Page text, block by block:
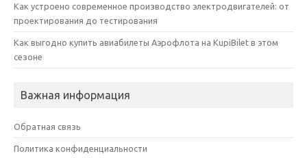
Как устроено современное производство электродвигателей: от
проектирования до тестирования
Как выгодно купить авиабилеты Аэрофлота на KupiBilet в этом
сезоне
Важная информация
Обратная связь
Политика конфиденциальности